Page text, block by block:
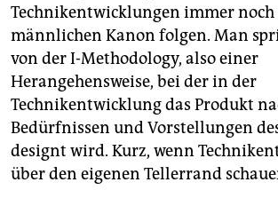
Technikentwicklungen immer noch
männlichen Kanon folgen. Man
von der I-Methodology, also einer
Herangehensweise, bei der in der
Technikentwicklung das Produkt
Bedürfnissen und Vorstellungen
designt wird. Kurz, wenn
über den eigenen Tellerrand